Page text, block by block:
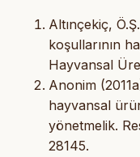
Altınçekiç,
koşullarının
Hayvansal
Anonim
hayvansal
yönetmelik.
28145.